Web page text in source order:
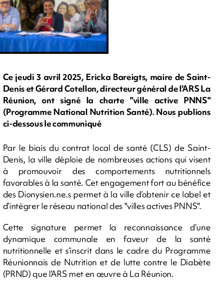
Ce jeudi 3 avril 2025, Ericka Bareigts, maire de Saint-
Denis et Gérard Cotellon, directeur général de l'ARS La
Réunion, ont signé la charte "ville active PNNS"
(Programme National Nutrition Santé). Nous publions
ci-dessous le communiqué
Par le biais du contrat local de santé (CLS) de Saint-
Denis, la ville déploie de nombreuses actions qui visent
à promouvoir des comportements nutritionnels
favorables à la santé. Cet engagement fort au bénéfice
des Dionysien.ne.s permet à la ville d’obtenir ce label et
d’intégrer le réseau national des "villes actives PNNS".
Cette signature permet la reconnaissance d’une
dynamique communale en faveur de la santé
nutritionnelle et s’inscrit dans le cadre du Programme
Réunionnais de Nutrition et de lutte contre le Diabète
(PRND) que l’ARS met en œuvre à La Réunion.